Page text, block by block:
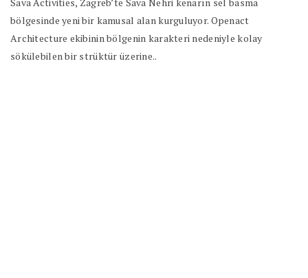
bölgesinde yeni bir kamusal alan kurguluyor. Openact
Architecture ekibinin bölgenin karakteri nedeniyle kolay
sökülebilen bir strüktür üzerine..